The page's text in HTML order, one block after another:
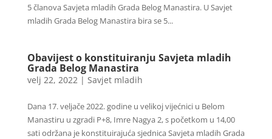
5 članova Savjeta mladih Grada Belog Manastira. U Savjet
mladih Grada Belog Manastira bira se 5...
Obavijest o konstituiranju Savjeta mladih
Grada Belog Manastira
velj 22, 2022| Savjet mladih
Dana 17. veljače 2022. godine u velikoj vijećnici u Belom
Manastiru u zgradi P+8, Imre Nagya 2, s početkom u 14,00
sati održana je konstituirajuća sjednica Savjeta mladih Grada